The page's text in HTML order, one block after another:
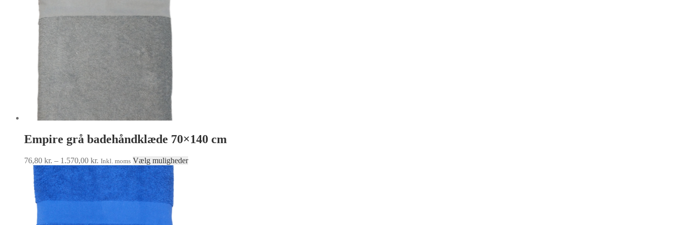
Empire grå badehåndklæde 70×140 cm
76,80 kr. – 1.570,00 kr. Prisinterval:
76,80 kr.
til
1.570,00 kr.
Inkl. moms Vælg mulighederDette